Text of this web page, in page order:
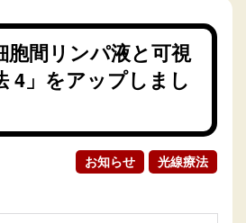
胞間リンパ液と可視
4」をアップしまし
お知らせ 光線療法